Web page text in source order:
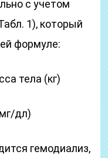
с учетом
1), который
формуле:
тела (кг)
дл)
гемодиализ,